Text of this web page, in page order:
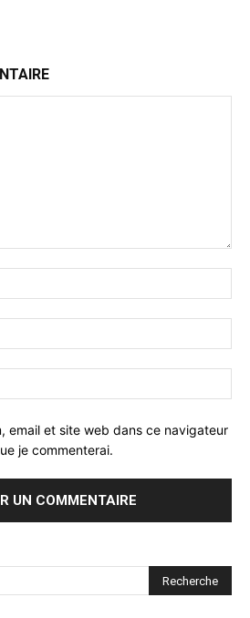
email et site web dans ce navigateur
je commenterai.